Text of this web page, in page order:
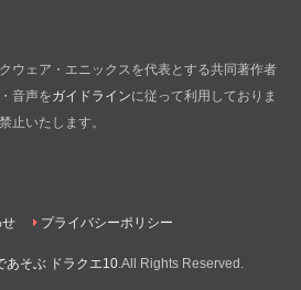
ウェア・エニックスを代表とする共同著作者
音声をガイドラインに従って利用しておりま
止いたします。
せ プライバシーポリシー
あそぶ ドラクエ10.All Rights Reserved.